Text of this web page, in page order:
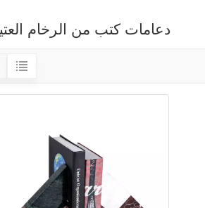
دعامات كتب من الرخام